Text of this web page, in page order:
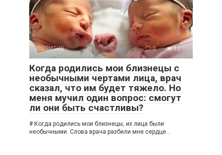
ПОЗИТИВ 0 12
Когда родились мои близнецы с
необычными чертами лица, врач
сказал, что им будет тяжело. Но
меня мучил один вопрос: смогут
ли они быть счастливы?
# Когда родились мои близнецы, их лица были
необычными. Слова врача разбили мне сердце…